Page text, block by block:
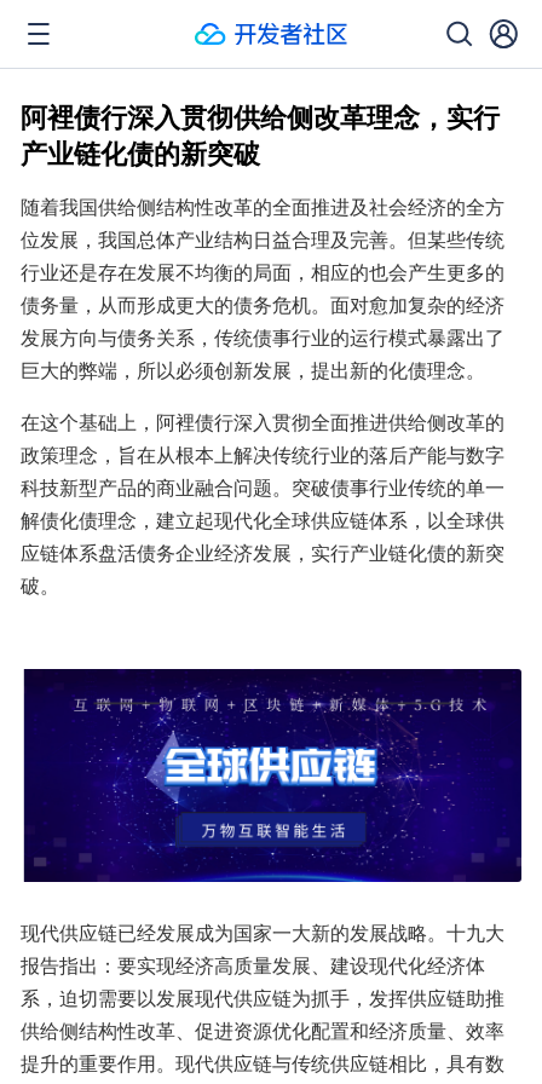
阿裡债行深入贯彻供给侧改革理念，实行
产业链化债的新突破
随着我国供给侧结构性改革的全面推进及社会经济的全方
位发展，我国总体产业结构日益合理及完善。但某些传统
行业还是存在发展不均衡的局面，相应的也会产生更多的
债务量，从而形成更大的债务危机。面对愈加复杂的经济
发展方向与债务关系，传统债事行业的运行模式暴露出了
巨大的弊端，所以必须创新发展，提出新的化债理念。
在这个基础上，阿裡债行深入贯彻全面推进供给侧改革的
政策理念，旨在从根本上解决传统行业的落后产能与数字
科技新型产品的商业融合问题。突破债事行业传统的单一
解债化债理念，建立起现代化全球供应链体系，以全球供
应链体系盘活债务企业经济发展，实行产业链化债的新突
破。
现代供应链已经发展成为国家一大新的发展战略。十九大
报告指出：要实现经济高质量发展、建设现代化经济体
系，迫切需要以发展现代供应链为抓手，发挥供应链助推
供给侧结构性改革、促进资源优化配置和经济质量、效率
提升的重要作用。现代供应链与传统供应链相比，具有数